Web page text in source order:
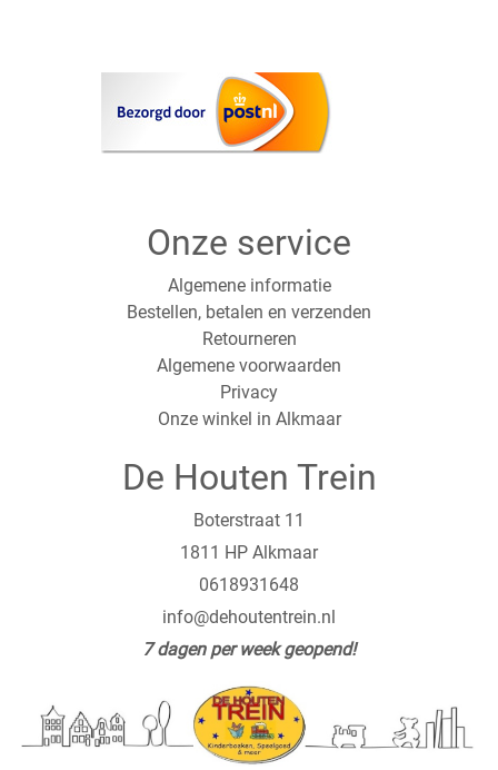
Onze service
Algemene informatie
Bestellen, betalen en verzenden
Retourneren
Algemene voorwaarden
Privacy
Onze winkel in Alkmaar
De Houten Trein
Boterstraat 11
1811 HP Alkmaar
0618931648
info@dehoutentrein.nl
7 dagen per week geopend!